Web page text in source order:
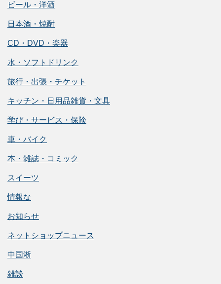
ビール・洋酒
日本酒・焼酎
CD・DVD・楽器
水・ソフトドリンク
旅行・出張・チケット
キッチン・日用品雑貨・文具
学び・サービス・保険
車・バイク
本・雑誌・コミック
スイーツ
情報な
お知らせ
ネットショップニュース
中国淅
雑談